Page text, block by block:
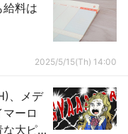
給料は
2025/5/15(Th) 14:00
、メデ
ーロ
な大ピ